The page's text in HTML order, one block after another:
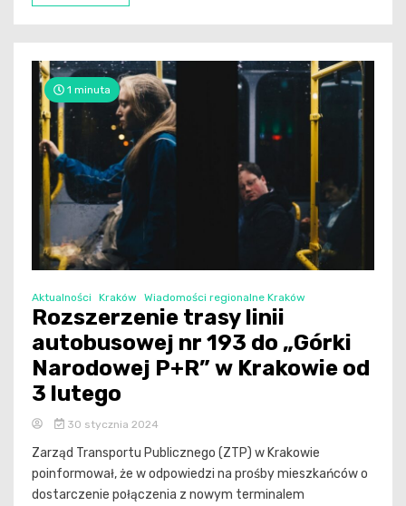
1 minuta
Aktualności Kraków Wiadomości regionalne Kraków
Rozszerzenie trasy linii
autobusowej nr 193 do „Górki
Narodowej P+R” w Krakowie od
3 lutego
30 stycznia 2024
Zarząd Transportu Publicznego (ZTP) w Krakowie
poinformował, że w odpowiedzi na prośby mieszkańców o
dostarczenie połączenia z nowym terminalem